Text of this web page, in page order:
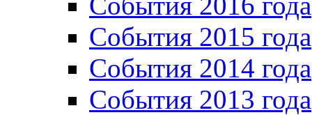
События 2015 года
События 2014 года
События 2013 года